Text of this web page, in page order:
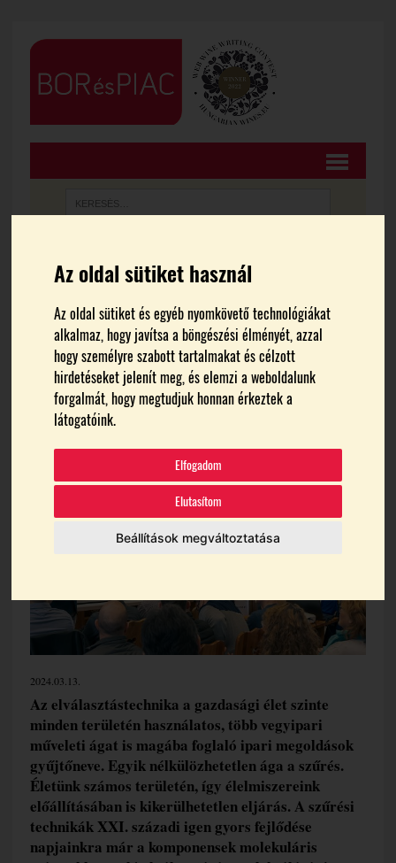
Az oldal sütiket használ
Az oldal sütiket és egyéb nyomkövető technológiákat
alkalmaz, hogy javítsa a böngészési élményét, azzal
hogy személyre szabott tartalmakat és célzott
hirdetéseket jelenít meg, és elemzi a weboldalunk
forgalmát, hogy megtudjuk honnan érkeztek a
látogatóink.
Elfogadom
Elutasítom
Beállítások megváltoztatása
FŐOLDAL BORTURIZMUS
Szűréstechnológiai
innovációs nap
Témák:
Alkoholmentesített Borok
Csökkentett Alkoholtartalmú Borok
Szűréstechnológia
2024.03.13.
Az elválasztástechnika a gazdasági élet szinte
minden területén használatos, több vegyipari
műveleti ágat is magába foglaló ipari megoldások
gyűjtőneve. Egyik nélkülözhetetlen ága a szűrés.
Életünk számos területén, így élelmiszereink
előállításában is kikerülhetetlen eljárás. A szűrési
technikák XXI. századi igen gyors fejlődése
napjainkra már a komponensek molekuláris